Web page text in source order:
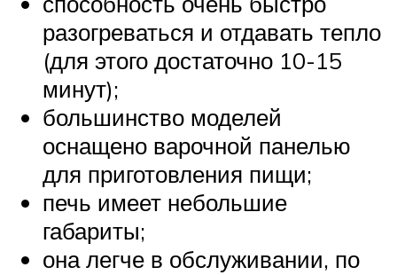
разогреваться и отдавать тепло
(для этого достаточно 10-15
минут);
большинство моделей
оснащено варочной панелью
для приготовления пищи;
печь имеет небольшие
габариты;
она легче в обслуживании, по